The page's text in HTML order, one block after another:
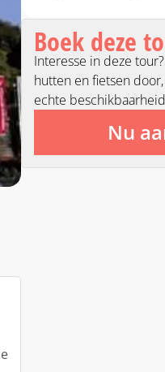
Boek deze
Interesse in deze
hutten en fietsen
echte
Nu